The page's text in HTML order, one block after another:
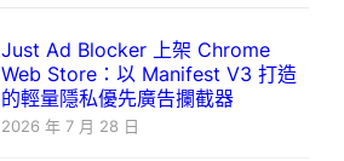
Just Ad Blocker 上架 Chrome
Web Store：以 Manifest V3 打造
的輕量隱私優先廣告攔截器
2026 年 7 月 28 日